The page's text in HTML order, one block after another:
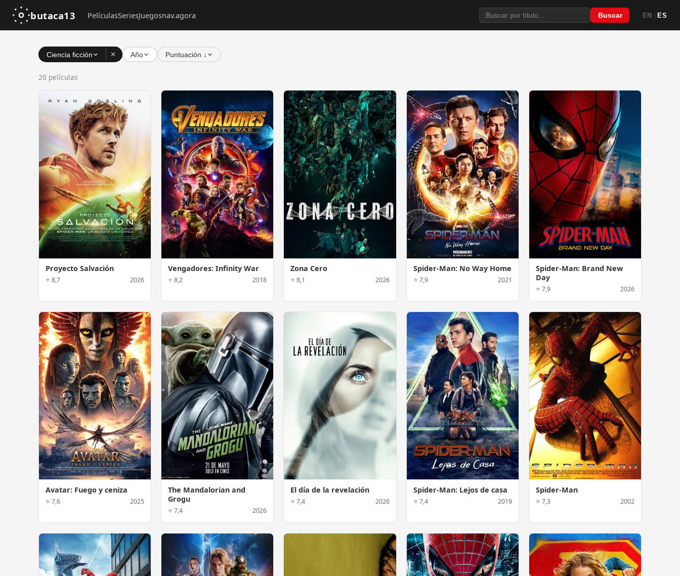
butaca13 PelículasSeriesJuegosnav.agora Buscar EN | ES
Ciencia ficción ✕ Año Puntuación ↓
20 películas
Proyecto Salvación
⭐ 8,7 2026
Vengadores: Infinity War
⭐ 8,2 2018
Zona Cero
⭐ 8,1 2026
Spider-Man: No Way Home
⭐ 7,9 2021
Spider-Man: Brand New
Day
⭐ 7,9 2026
Avatar: Fuego y ceniza
⭐ 7,6 2025
The Mandalorian and
Grogu
⭐ 7,4 2026
El día de la revelación
⭐ 7,4 2026
Spider-Man: Lejos de casa
⭐ 7,4 2019
Spider-Man
⭐ 7,3 2002